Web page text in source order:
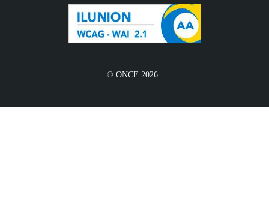
© ONCE 2026